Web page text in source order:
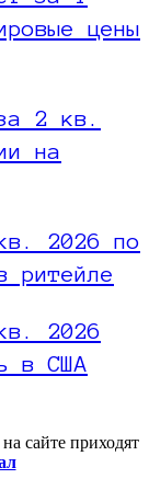
цены
2 кв.
на
2026 по
ритейле
2026
в США
сайте приходят